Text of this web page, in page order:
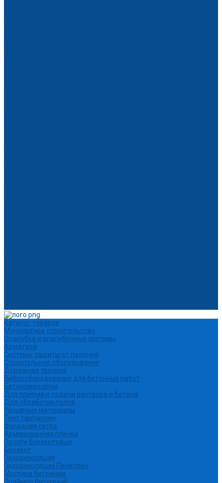
Каталог товаров
Монолитное строительство
Опалубка и опалубочные системы
Арматура
Системы защиты от падения
Строительное оборудование
Дорожная техника
Виброоборудование для бетонных работ
Бетономешалки
Для приема и подачи раствора и бетона
Для обработки полов
Укрывные материалы
Тент тарпаулин
Фасадная сетка
Армированная пленка
Пологи брезентовые
Брезент
Гидроизоляция
Гидроизоляция Пенетрон
Мастика битумная
Праймер битумный